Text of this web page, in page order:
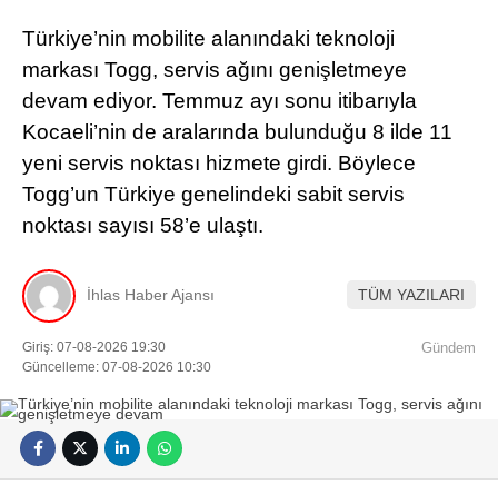
Türkiye’nin mobilite alanındaki teknoloji
markası Togg, servis ağını genişletmeye
devam ediyor. Temmuz ayı sonu itibarıyla
Kocaeli’nin de aralarında bulunduğu 8 ilde 11
yeni servis noktası hizmete girdi. Böylece
Togg’un Türkiye genelindeki sabit servis
noktası sayısı 58’e ulaştı.
İhlas Haber Ajansı TÜM YAZILARI
Giriş: 07-08-2026 19:30
Güncelleme: 07-08-2026 10:30
Gündem